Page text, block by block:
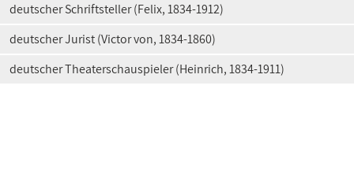
deutscher Schriftsteller (Felix, 1834-1912)
deutscher Jurist (Victor von, 1834-1860)
deutscher Theaterschauspieler (Heinrich, 1834-1911)